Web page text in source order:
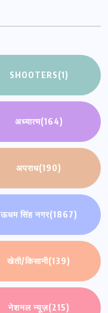
SHOOTERS(1)
अध्यात्म(164)
अपराध(190)
ऊधम सिंह नगर(1867)
खेती/किसानी(139)
नेशनल न्यूज़(215)